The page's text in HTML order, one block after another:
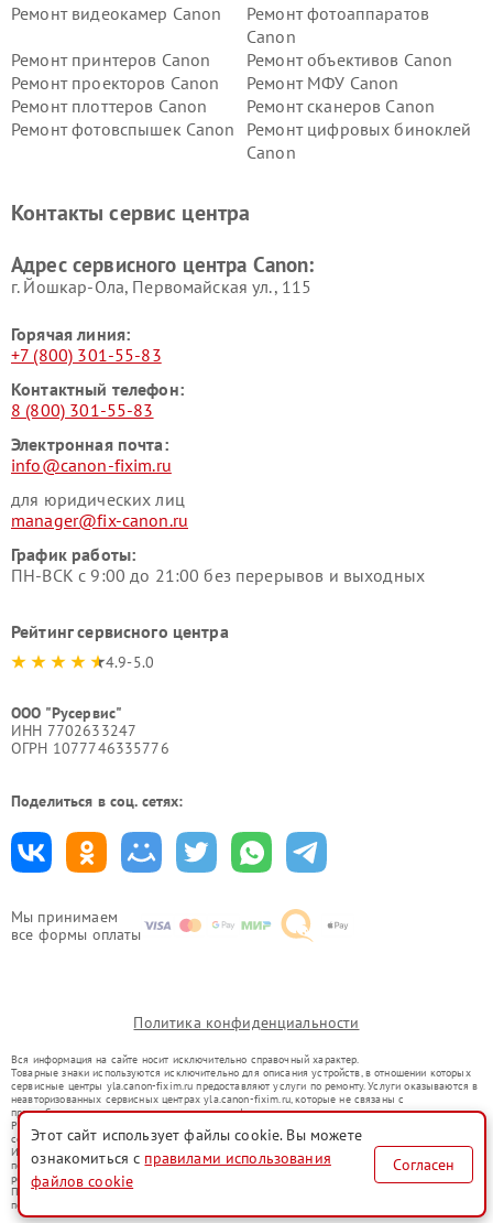
Мы принимаем
все формы оплаты
Ремонт видеокамер Canon
Ремонт фотоаппаратов
Canon
Ремонт принтеров Canon
Ремонт объективов Canon
Ремонт проекторов Canon
Ремонт МФУ Canon
Ремонт плоттеров Canon
Ремонт сканеров Canon
Ремонт фотовспышек Canon
Ремонт цифровых биноклей
Canon
Контакты сервис центра
Адрес сервисного центра Canon:
г. Йошкар-Ола, Первомайская ул., 115
Горячая линия:
+7 (800) 301-55-83
Контактный телефон:
8 (800) 301-55-83
Электронная почта:
info@canon-fixim.ru
для юридических лиц
manager@fix-canon.ru
График работы:
ПН-ВСК с 9:00 до 21:00 без перерывов и выходных
Рейтинг сервисного центра
4.9-5.0
ООО "Русервис"
ИНН 7702633247
ОГРН 1077746335776
Поделиться в соц. сетях:
Политика конфиденциальности
Вся информация на сайте носит исключительно справочный характер.
Товарные знаки используются исключительно для описания устройств, в отношении которых
сервисные центры yla.canon-fixim.ru предоставляют услуги по ремонту. Услуги оказываются в
неавторизованных сервисных центрах yla.canon-fixim.ru, которые не связаны с
правообладателями товарных знаков или их официальными представителями.
Ремонт осуществляется для устройств, уже введенных в гражданский оборот в соответствии
со статьей 1487 ГК РФ.
Использование товарных знаков не преследует цели индивидуализации услуг или введения
потребителей в заблуждение, а служит для информирования о предоставляемых услугах по
ремонту техники указанных брендов.
Представленная на сайте информация не является публичной офертой, определяемой
положениями Статьи 437(2) Гражданского кодекса РФ
Этот сайт использует файлы cookie. Вы можете
ознакомиться с правилами использования
файлов cookie
Согласен